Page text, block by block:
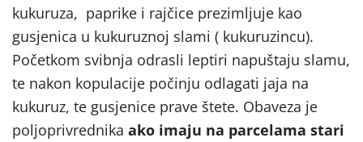
kukuruza, paprike i rajčice prezimljuje kao
gusjenica u kukuruznoj slami ( kukuruzincu).
Početkom svibnja odrasli leptiri napuštaju slamu,
te nakon kopulacije počinju odlagati jaja na
kukuruz, te gusjenice prave štete. Obaveza je
poljoprivrednika ako imaju na parcelama stari